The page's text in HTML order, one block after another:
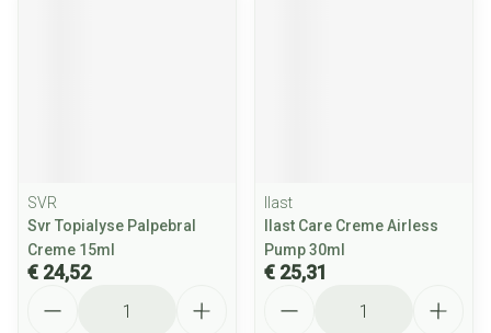
SVR
Svr Topialyse Palpebral
Creme 15ml
€ 24,52
Ilast
Ilast Care Creme Airless
Pump 30ml
€ 25,31